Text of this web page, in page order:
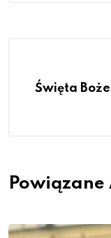
Święta
Powiązane